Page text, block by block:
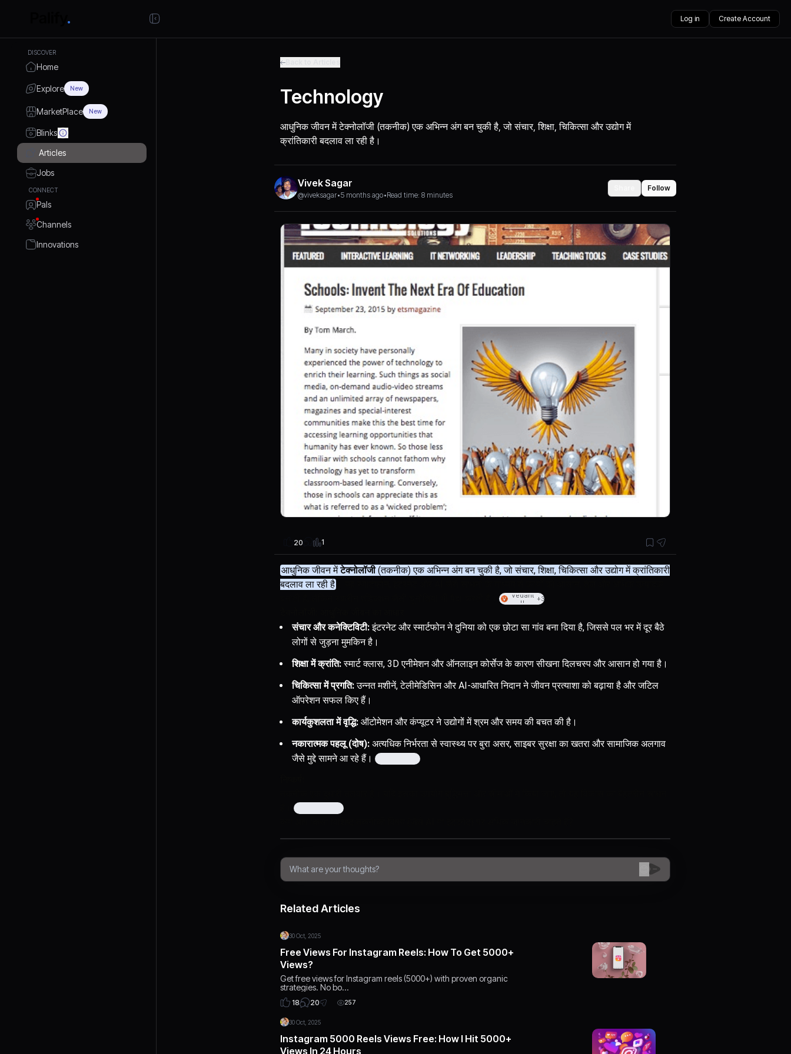
Log in Create Account
DISCOVER
Home
Explore New
MarketPlace New
Blinks
Articles
Jobs
CONNECT
Pals
Channels
Innovations
Technology
आधुनिक जीवन में टेक्नोलॉजी (तकनीक) एक अभिन्न अंग बन चुकी है, जो संचार, शिक्षा, चिकित्सा और उद्योग में
क्रांतिकारी बदलाव ला रही है।
Vivek Sagar
@viveksagar•5 months ago•Read time: 8 minutes
Follow
20 1
आधुनिक जीवन मेंटेक्नोलॉजी(तकनीक) एक अभिन्न अंग बन चुकी है, जो संचार, शिक्षा, चिकित्सा और उद्योग में क्रांतिकारी
बदलाव ला रही है
Vedant
u
+3
संचार और कनेक्टिविटी:इंटरनेट और स्मार्टफोन ने दुनिया को एक छोटा सा गांव बना दिया है, जिससे पल भर में दूर बैठे
लोगों से जुड़ना मुमकिन है।
शिक्षा में क्रांति:स्मार्ट क्लास, 3D एनीमेशन और ऑनलाइन कोर्सेज के कारण सीखना दिलचस्प और आसान हो गया है।
चिकित्सा में प्रगति:उन्नत मशीनें, टेलीमेडिसिन और AI-आधारित निदान ने जीवन प्रत्याशा को बढ़ाया है और जटिल
ऑपरेशन सफल किए हैं।
कार्यकुशलता में वृद्धि: ऑटोमेशन और कंप्यूटर ने उद्योगों में श्रम और समय की बचत की है।
नकारात्मक पहलू (दोष): अत्यधिक निर्भरता से स्वास्थ्य पर बुरा असर, साइबर सुरक्षा का खतरा और सामाजिक अलगाव
जैसे मुद्दे सामने आ रहे हैं।
Related Articles
30 Oct, 2025
Free Views For Instagram Reels: How To Get 5000+
Views?
Get free views for Instagram reels (5000+) with proven organic
strategies. No bo…
18 20 257
30 Oct, 2025
Instagram 5000 Reels Views Free: How I Hit 5000+
Views In 24 Hours